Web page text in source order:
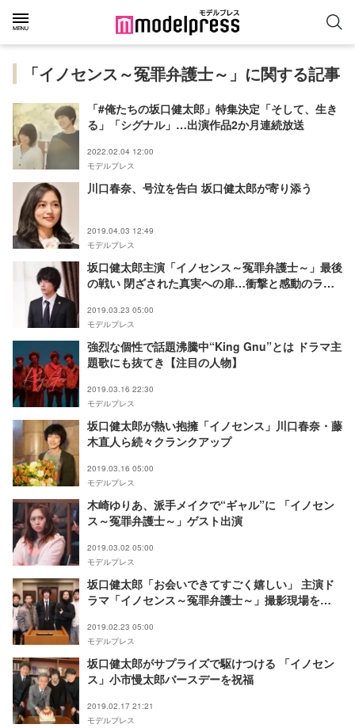
「イノセンス～冤罪弁護士～」に関する記事
「#俺たちの坂口健太郎」特集決定「そして、生き
る」「シグナル」…出演作品2か月連続放送
2022.02.04 12:00
モデルプレス
川口春奈、号泣を告白 坂口健太郎が寄り添う
2019.04.03 12:49
モデルプレス
坂口健太郎主演「イノセンス～冤罪弁護士～」最後
の戦い 閉ざされた真実への扉…衝撃と感動のラス
2019.03.23 05:00
モデルプレス
強烈な個性で話題沸騰中“King Gnu”とは ドラマ主
題歌にも抜てき【注目の人物】
2019.03.16 22:30
モデルプレス
坂口健太郎が熱い抱擁「イノセンス」川口春奈・藤
木直人ら続々クランクアップ
2019.03.16 05:00
モデルプレス
木崎ゆりあ、派手メイクで“ギャル”に 「イノセン
ス～冤罪弁護士～」ゲスト出演
2019.03.02 05:00
モデルプレス
坂口健太郎「お会いできてすごく嬉しい」 主演ド
ラマ「イノセンス～冤罪弁護士～」撮影現場を
2019.02.23 05:00
モデルプレス
坂口健太郎がサプライズで駆けつける 「イノセン
ス」小市慢太郎バースデーを祝福
2019.02.17 21:21
モデルプレス